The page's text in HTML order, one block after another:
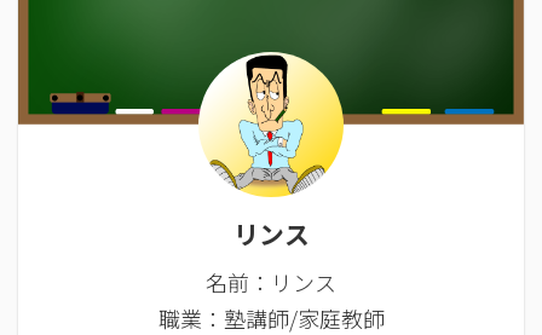
リンス
名前：リンス
職業：塾講師/家庭教師